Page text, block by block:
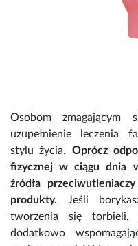
Osobom
uzupełnienie leczenia
stylu życia. Oprócz
fizycznej w ciągu dnia
źródła przeciwutleniaczy
produkty. Jeśli
tworzenia się torbieli,
dodatkowo